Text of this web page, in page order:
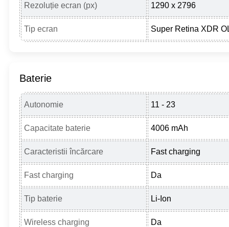
Rezoluție ecran (px) 1290 x 2796
Tip ecran Super Retina XDR
Baterie
Autonomie 11 - 23
Capacitate baterie 4006 mAh
Caracteristii încărcare Fast charging
Fast charging Da
Tip baterie Li-Ion
Wireless charging Da